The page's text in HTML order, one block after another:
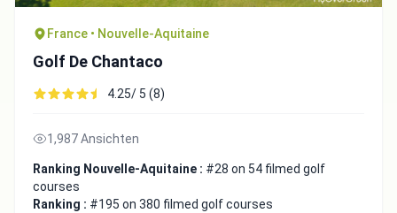
France • Nouvelle-Aquitaine
Golf De Chantaco
4.25/ 5 (8)
1,987 Ansichten
Ranking Nouvelle-Aquitaine : #28 on 54 filmed golf
courses
Ranking : #195 on 380 filmed golf courses